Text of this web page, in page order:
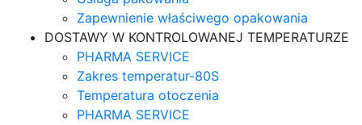
Zapewnienie właściwego opakowania
DOSTAWY W KONTROLOWANEJ TEMPERATURZE
PHARMA SERVICE
Zakres temperatur-80S
Temperatura otoczenia
PHARMA SERVICE